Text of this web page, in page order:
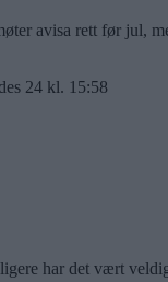
avisa rett før jul,
24 kl. 15:58
har det vært